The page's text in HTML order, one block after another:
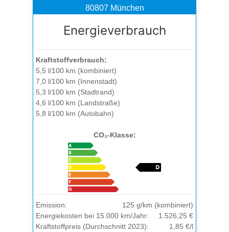
80807 München
Energieverbrauch
Kraftstoffverbrauch:
5,5 l/100 km (kombiniert)
7,0 l/100 km (Innenstadt)
5,3 l/100 km (Stadtrand)
4,6 l/100 km (Landstraße)
5,8 l/100 km (Autobahn)
CO₂-Klasse:
Emission:
125 g/km (kombiniert)
Energiekosten bei 15.000 km/Jahr:
1.526,25 €
Kraftstoffpreis (Durchschnitt 2023):
1,85 €/l